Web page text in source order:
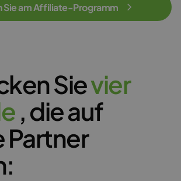
Sie am Affiliate-Programm
Sievier
e , die auf
Partner